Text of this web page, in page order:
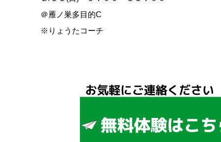
＠雁ノ巣多目的C
※りょうたコーチ